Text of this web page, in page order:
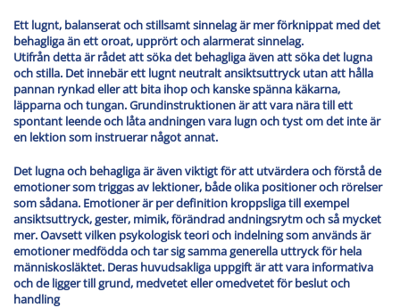
Ett lugnt, balanserat och stillsamt sinnelag är mer förknippat med det
behagliga än ett oroat, upprört och alarmerat sinnelag.
Utifrån detta är rådet att söka det behagliga även att söka det lugna
och stilla. Det innebär ett lugnt neutralt ansiktsuttryck utan att hålla
pannan rynkad eller att bita ihop och kanske spänna käkarna,
läpparna och tungan. Grundinstruktionen är att vara nära till ett
spontant leende och låta andningen vara lugn och tyst om det inte är
en lektion som instruerar något annat.
Det lugna och behagliga är även viktigt för att utvärdera och förstå de
emotioner som triggas av lektioner, både olika positioner och rörelser
som sådana. Emotioner är per definition kroppsliga till exempel
ansiktsuttryck, gester, mimik, förändrad andningsrytm och så mycket
mer. Oavsett vilken psykologisk teori och indelning som används är
emotioner medfödda och tar sig samma generella uttryck för hela
människosläktet. Deras huvudsakliga uppgift är att vara informativa
och de ligger till grund, medvetet eller omedvetet för beslut och
handling